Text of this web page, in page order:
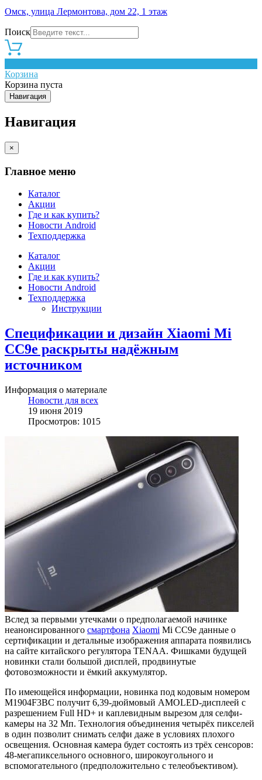
Омск, улица Лермонтова, дом 22, 1 этаж
Поиск
Корзина
Корзина пуста
Навигация
Навигация
×
Главное меню
Каталог
Акции
Где и как купить?
Новости Android
Техподдержка
Каталог
Акции
Где и как купить?
Новости Android
Техподдержка
Инструкции
Спецификации и дизайн Xiaomi Mi
CC9e раскрыты надёжным
источником
Информация о материале
Новости для всех
19 июня 2019
Просмотров: 1015
Вслед за первыми утечками о предполагаемой начинке
неанонсированного смартфона Xiaomi Mi CC9e данные о
сертификации и детальные изображения аппарата появились
на сайте китайского регулятора TENAA. Фишками будущей
новинки стали большой дисплей, продвинутые
фотовозможности и ёмкий аккумулятор.
По имеющейся информации, новинка под кодовым номером
M1904F3BC получит 6,39-дюймовый AMOLED-дисплеей с
разрешением Full HD+ и каплевидным вырезом для селфи-
камеры на 32 Мп. Технология объединения четырёх пикселей
в один позволит снимать селфи даже в условиях плохого
освещения. Основная камера будет состоять из трёх сенсоров:
48-мегапиксельного основного, широкоугольного и
вспомогательного (предположительно с телеобъективом).